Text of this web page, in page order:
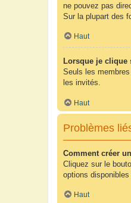
ne pouvez pas
Sur la plupart des
Haut
Lorsque je clique
Seuls les
les invités.
Haut
Problèmes
Comment créer
Cliquez sur le
options
Haut